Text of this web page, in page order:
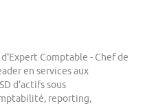
Comptable - Chef de
en services aux
d'actifs sous
reporting,